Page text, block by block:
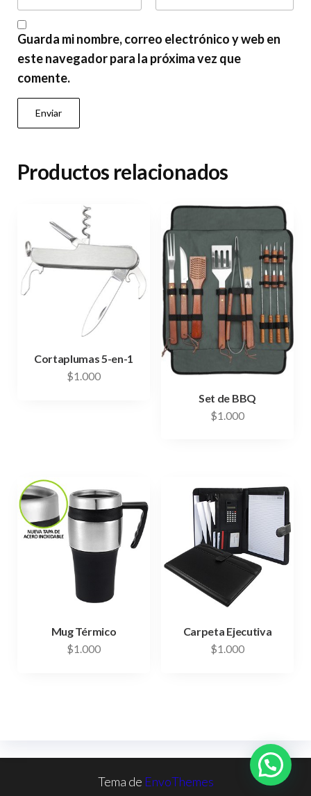
Guarda mi nombre, correo electrónico y web en
este navegador para la próxima vez que
comente.
Productos relacionados
Cortaplumas 5-en-1
$1.000
Set de BBQ
$1.000
Mug Térmico
$1.000
Carpeta Ejecutiva
$1.000
Tema de EnvoThemes